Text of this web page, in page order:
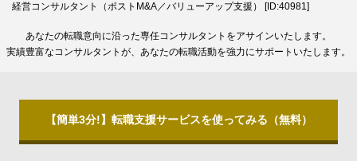
経営コンサルタント（ポストM&A／バリューアップ支援） [ID:40981]
あなたの転職意向に沿った専任コンサルタントをアサインいたします。
実績豊富なコンサルタントが、あなたの転職活動を強力にサポートいたします。
【簡単3分!】転職支援サービスを使ってみる（無料）